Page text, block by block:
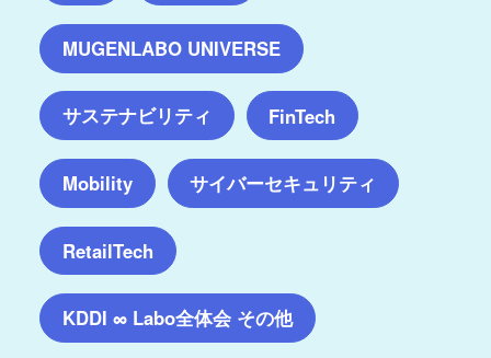
MUGENLABO UNIVERSE
サステナビリティ FinTech
Mobility サイバーセキュリティ
RetailTech
KDDI ∞ Labo全体会 その他